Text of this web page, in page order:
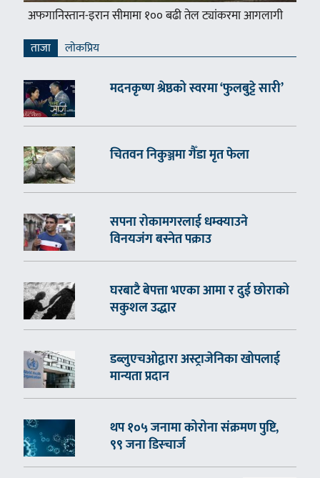
अफगानिस्तान-इरान सीमामा १०० बढी तेल ट्यांकरमा आगलागी
ताजा लाेकप्रिय
मदनकृष्ण श्रेष्ठको स्वरमा ‘फुलबुट्टे सारी’
चितवन निकुञ्जमा गैँडा मृत फेला
सपना रोकामगरलाई धम्क्याउने
विनयजंग बस्नेत पक्राउ
घरबाटै बेपत्ता भएका आमा र दुई छोराको
सकुशल उद्धार
डब्लुएचओद्वारा अस्ट्राजेनिका खोपलाई
मान्यता प्रदान
थप १०५ जनामा कोरोना संक्रमण पुष्टि,
९९ जना डिस्चार्ज